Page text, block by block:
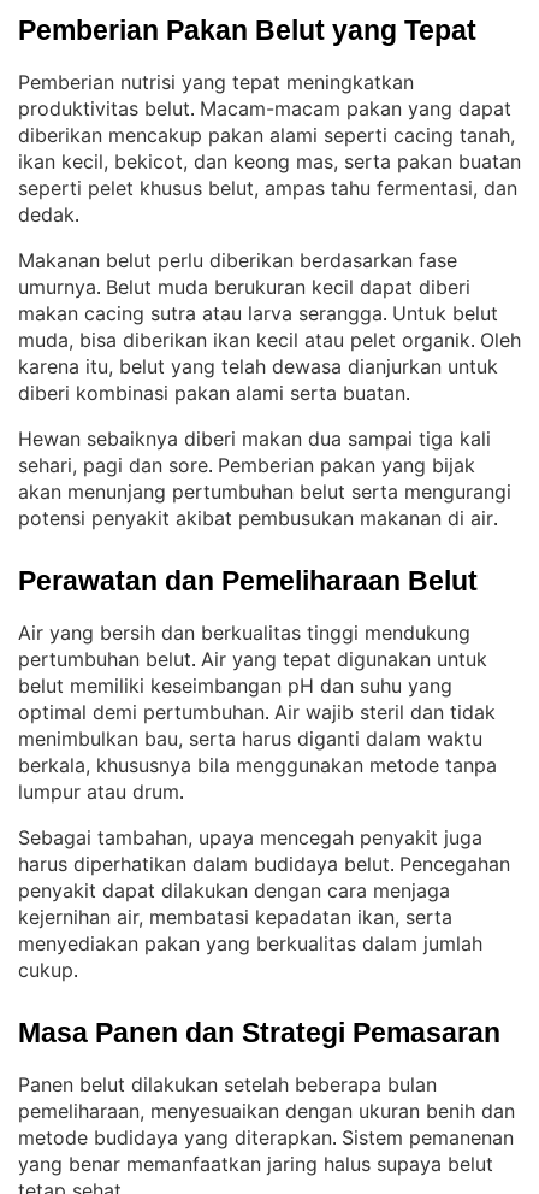
Pemberian Pakan Belut yang Tepat
Pemberian nutrisi yang tepat meningkatkan
produktivitas belut. Macam-macam pakan yang dapat
diberikan mencakup pakan alami seperti cacing tanah,
ikan kecil, bekicot, dan keong mas, serta pakan buatan
seperti pelet khusus belut, ampas tahu fermentasi, dan
dedak.
Makanan belut perlu diberikan berdasarkan fase
umurnya. Belut muda berukuran kecil dapat diberi
makan cacing sutra atau larva serangga. Untuk belut
muda, bisa diberikan ikan kecil atau pelet organik. Oleh
karena itu, belut yang telah dewasa dianjurkan untuk
diberi kombinasi pakan alami serta buatan.
Hewan sebaiknya diberi makan dua sampai tiga kali
sehari, pagi dan sore. Pemberian pakan yang bijak
akan menunjang pertumbuhan belut serta mengurangi
potensi penyakit akibat pembusukan makanan di air.
Perawatan dan Pemeliharaan Belut
Air yang bersih dan berkualitas tinggi mendukung
pertumbuhan belut. Air yang tepat digunakan untuk
belut memiliki keseimbangan pH dan suhu yang
optimal demi pertumbuhan. Air wajib steril dan tidak
menimbulkan bau, serta harus diganti dalam waktu
berkala, khususnya bila menggunakan metode tanpa
lumpur atau drum.
Sebagai tambahan, upaya mencegah penyakit juga
harus diperhatikan dalam budidaya belut. Pencegahan
penyakit dapat dilakukan dengan cara menjaga
kejernihan air, membatasi kepadatan ikan, serta
menyediakan pakan yang berkualitas dalam jumlah
cukup.
Masa Panen dan Strategi Pemasaran
Panen belut dilakukan setelah beberapa bulan
pemeliharaan, menyesuaikan dengan ukuran benih dan
metode budidaya yang diterapkan. Sistem pemanenan
yang benar memanfaatkan jaring halus supaya belut